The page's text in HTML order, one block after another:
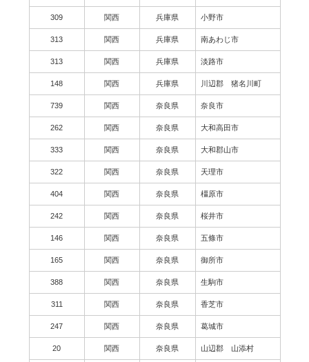
309 関西 兵庫県 小野市
313 関西 兵庫県 南あわじ市
313 関西 兵庫県 淡路市
148 関西 兵庫県 川辺郡 猪名川町
739 関西 奈良県 奈良市
262 関西 奈良県 大和高田市
333 関西 奈良県 大和郡山市
322 関西 奈良県 天理市
404 関西 奈良県 橿原市
242 関西 奈良県 桜井市
146 関西 奈良県 五條市
165 関西 奈良県 御所市
388 関西 奈良県 生駒市
311 関西 奈良県 香芝市
247 関西 奈良県 葛城市
20 関西 奈良県 山辺郡 山添村